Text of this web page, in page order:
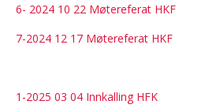
6- 2024 10 22 Møtereferat HKF
7-2024 12 17 Møtereferat HKF
1-2025 03 04 Innkalling HFK